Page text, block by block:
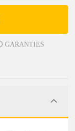
GARANTIES